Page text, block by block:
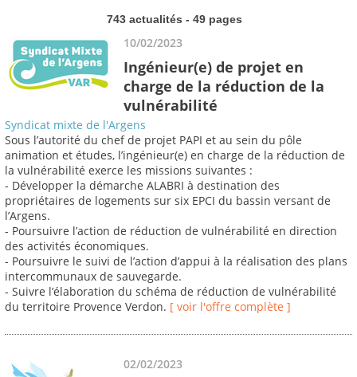
743 actualités - 49 pages
10/02/2023
Ingénieur(e) de projet en
charge de la réduction de la
vulnérabilité
Syndicat mixte de l'Argens
Sous l’autorité du chef de projet PAPI et au sein du pôle
animation et études, l’ingénieur(e) en charge de la réduction de
la vulnérabilité exerce les missions suivantes :
- Développer la démarche ALABRI à destination des
propriétaires de logements sur six EPCI du bassin versant de
l’Argens.
- Poursuivre l’action de réduction de vulnérabilité en direction
des activités économiques.
- Poursuivre le suivi de l’action d’appui à la réalisation des plans
intercommunaux de sauvegarde.
- Suivre l’élaboration du schéma de réduction de vulnérabilité
du territoire Provence Verdon. [ voir l'offre complète ]
02/02/2023